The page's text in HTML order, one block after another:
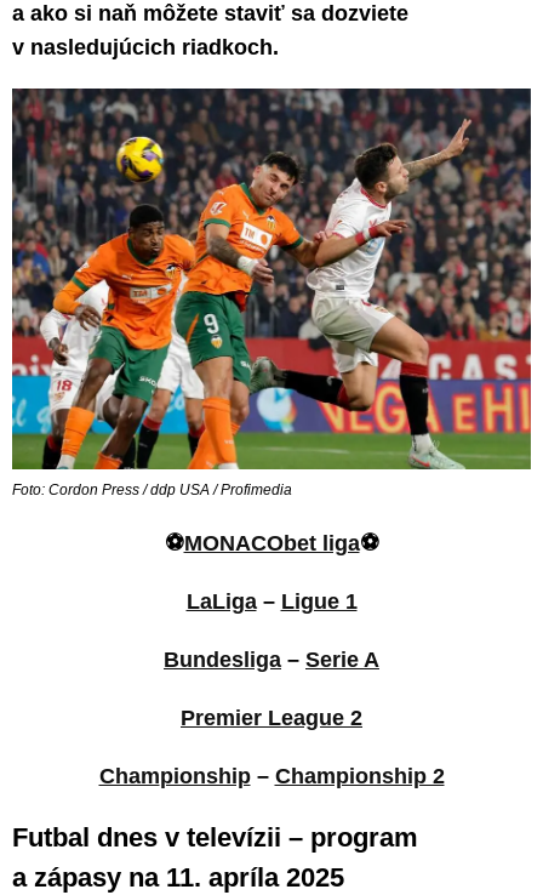
a ako si naň môžete staviť sa dozviete
v nasledujúcich riadkoch.
Foto: Cordon Press / ddp USA / Profimedia
⚽MONACObet liga⚽
LaLiga – Ligue 1
Bundesliga – Serie A
Premier League 2
Championship– Championship 2
Futbal dnes v televízii – program
a zápasy na 11. apríla 2025